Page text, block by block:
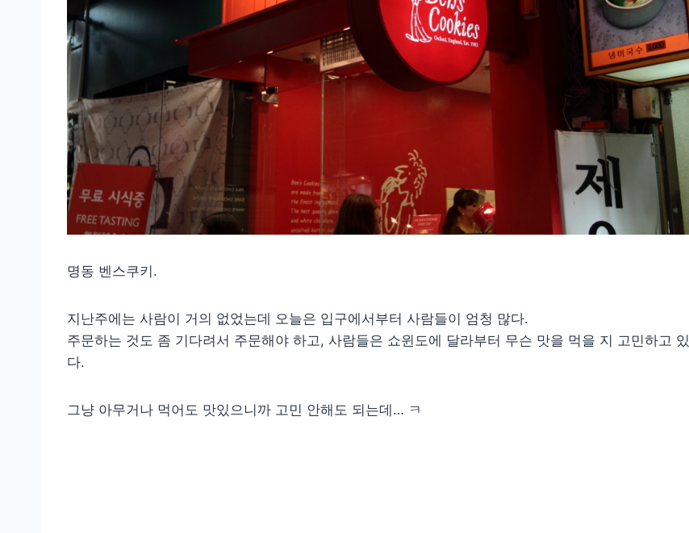
명동 벤스쿠키.
지난주에는 사람이 거의 없었는데 오늘은 입구에서부터 사람들이 엄청 많다.
주문하는 것도 좀 기다려서 주문해야 하고, 사람들은 쇼윈도에 달라부터 무슨 맛을 먹을 지 고민하고 있
다.
그냥 아무거나 먹어도 맛있으니까 고민 안해도 되는데… ㅋ